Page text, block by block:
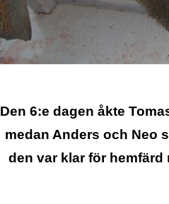
Den 6:e dagen åkte
medan Anders och Neo
den var klar för